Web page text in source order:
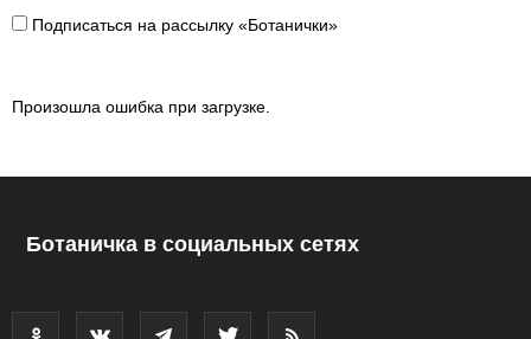
Подписаться на рассылку «Ботанички»
Произошла ошибка при загрузке.
Ботаничка в социальных сетях